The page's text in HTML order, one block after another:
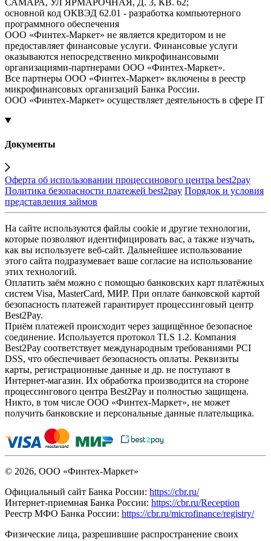
основной код ОКВЭД 62.01 - разработка компьютерного
программного обеспечения
ООО «Финтех-Маркет» не является кредитором и не
предоставляет финансовые услуги. Финансовые услуги
оказываются непосредственно микрофинансовыми
организациями-партнерами ООО «Финтех-Маркет».
Все партнеры ООО «Финтех-Маркет» включены в реестр
микрофинансовых организаций Банка России.
ООО «Финтех-Маркет» осуществляет деятельность в сфере IT
Документы
Оферта об использовании процессинового центра best2pay
Политика безопасности платежей best2pay Порядок и условия
представления займов
На сайте используются файлы cookie и другие технологии,
которые позволяют идентифицировать вас, а также изучать,
как вы используете веб-сайт. Дальнейшее использование
этого сайта подразумевает ваше согласие на использование
этих технологий.
Оплатить заём можно с помощью банковских карт платёжных
систем Visa, MasterCard, МИР. При оплате банковской картой
безопасность платежей гарантирует процессинговый центр
Best2Pay.
Приём платежей происходит через защищённое безопасное
соединение. Используется протокол TLS 1.2. Компания
Best2Pay соответствует международным требованиями PCI
DSS, что обеспечивает безопасность оплаты. Реквизиты
карты, регистрационные данные и др. не поступают в
Интернет-магазин. Их обработка производится на стороне
процессингового центра Best2Pay и полностью защищена.
Никто, в том числе ООО «Финтех-Маркет», не может
получить банковские и персональные данные плательщика.
© 2026, ООО «Финтех-Маркет»
Официальный сайт Банка России: https://cbr.ru/
Интернет-приемная Банка России: https://cbr.ru/Reception
Реестр МФО Банка России: https://cbr.ru/microfinance/registry/
Физические лица, разрешившие распространение своих